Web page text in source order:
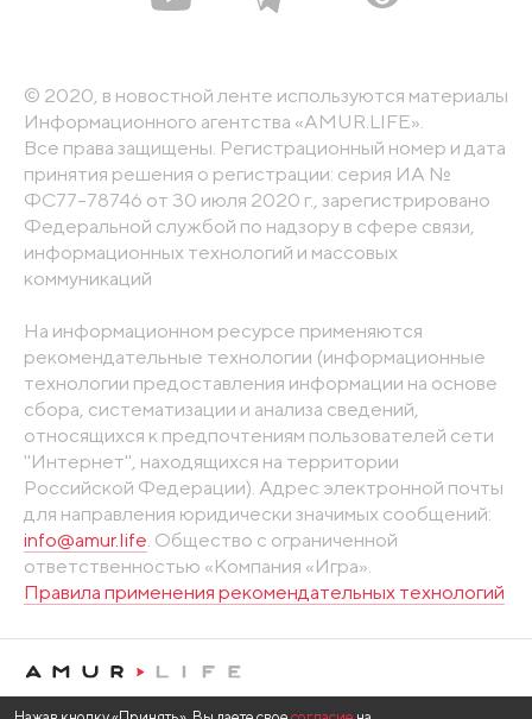
© 2020, в новостной ленте используются материалы
Информационного агентства «AMUR.LIFE».
Все права защищены. Регистрационный номер и дата
принятия решения о регистрации: серия ИА №
ФС77-78746 от 30 июля 2020 г., зарегистрировано
Федеральной службой по надзору в сфере связи,
информационных технологий и массовых
коммуникаций
На информационном ресурсе применяются
рекомендательные технологии (информационные
технологии предоставления информации на основе
сбора, систематизации и анализа сведений,
относящихся к предпочтениям пользователей сети
"Интернет", находящихся на территории
Российской Федерации). Адрес электронной почты
для направления юридически значимых сообщений:
info@amur.life. Общество с ограниченной
ответственностью «Компания «Игра».
Правила применения рекомендательных технологий